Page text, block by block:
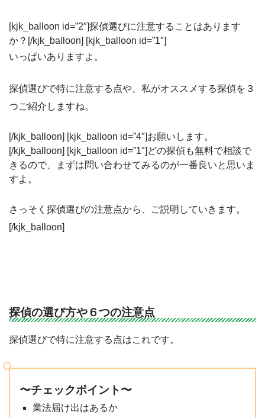
[kjk_balloon id=”2″]探偵選びに注意することはあります
か？[/kjk_balloon] [kjk_balloon id=”1″]
いっぱいありますよ。
探偵選びで特に注意する点や、私がオススメする探偵を３
つご紹介しますね。
[/kjk_balloon] [kjk_balloon id=”4″]お願いします。
[/kjk_balloon] [kjk_balloon id=”1″]どの探偵も無料で相談で
きるので、まずは問い合わせてみるのが一番良いと思いま
すよ。
さっそく探偵選びの注意点から、ご説明していきます。
[/kjk_balloon]
探偵の選び方や６つの注意点
探偵選びで特に注意する点はこれです。
〜チェックポイント〜
業法届け出はあるか